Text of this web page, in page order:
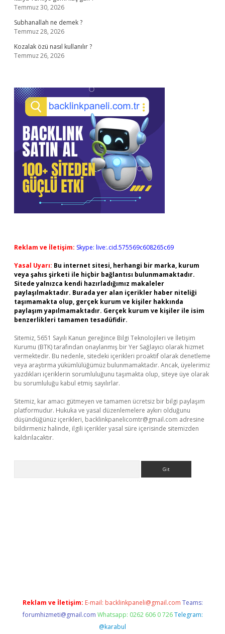
Temmuz 30, 2026
Subhanallah ne demek ?
Temmuz 28, 2026
Kozalak özü nasıl kullanılır ?
Temmuz 26, 2026
Reklam ve İletişim: Skype: live:.cid.575569c608265c69
Yasal Uyarı: Bu internet sitesi, herhangi bir marka, kurum
veya şahıs şirketi ile hiçbir bağlantısı bulunmamaktadır.
Sitede yalnızca kendi hazırladığımız makaleler
paylaşılmaktadır. Burada yer alan içerikler haber niteliği
taşımamakta olup, gerçek kurum ve kişiler hakkında
paylaşım yapılmamaktadır. Gerçek kurum ve kişiler ile isim
benzerlikleri tamamen tesadüfidir.
Sitemiz, 5651 Sayılı Kanun gereğince Bilgi Teknolojileri ve İletişim
Kurumu (BTK) tarafından onaylanmış bir Yer Sağlayıcı olarak hizmet
vermektedir. Bu nedenle, sitedeki içerikleri proaktif olarak denetleme
veya araştırma yükümlülüğümüz bulunmamaktadır. Ancak, üyelerimiz
yazdıkları içeriklerin sorumluluğunu taşımakta olup, siteye üye olarak
bu sorumluluğu kabul etmiş sayılırlar.
Sitemiz, kar amacı gütmeyen ve tamamen ücretsiz bir bilgi paylaşım
platformudur. Hukuka ve yasal düzenlemelere aykırı olduğunu
düşündüğünüz içerikleri, backlinkpanelicomtr@gmail.com adresine
bildirmeniz halinde, ilgili içerikler yasal süre içerisinde sitemizden
kaldırılacaktır.
Reklam ve İletişim: E-mail: backlinkpaneli@gmail.com Teams:
forumhizmeti@gmail.com Whatsapp: 0262 606 0 726 Telegram:
@karabul